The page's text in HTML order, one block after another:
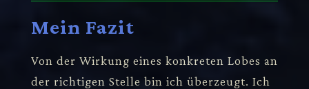
Mein Fazit
Von der Wirkung eines konkreten Lobes an
der richtigen Stelle bin ich überzeugt. Ich